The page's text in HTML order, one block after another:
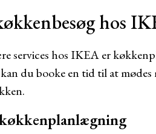
hos
services hos IKEA er
du booke en tid til at